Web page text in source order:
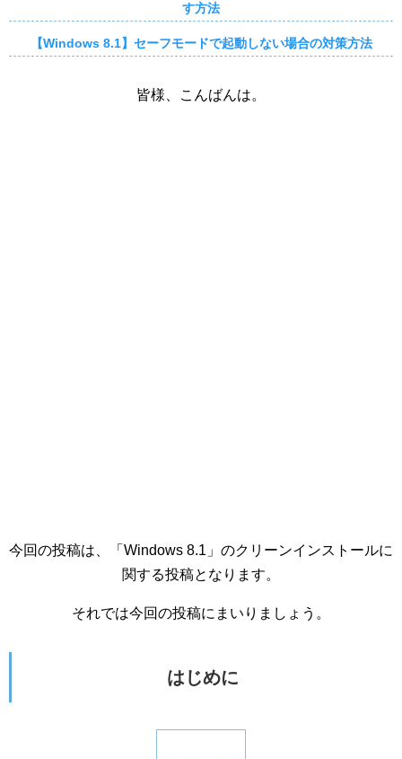
す方法
【Windows 8.1】セーフモードで起動しない場合の対策方法
皆様、こんばんは。
今回の投稿は、「Windows 8.1」のクリーンインストールに
関する投稿となります。
それでは今回の投稿にまいりましょう。
はじめに